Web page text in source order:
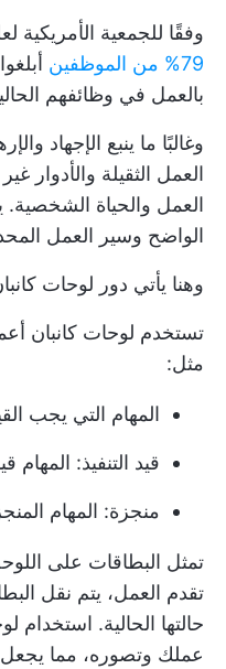
وفقًا للجمعية
79% من الموظفين
بالعمل في وظائفهم
وغالبًا ما ينبع الإجهاد
العمل الثقيلة والأدوار
العمل والحياة
الواضح وسير العمل
وهنا يأتي دور لوحات
تستخدم لوحات كانبان
مثل:
المهام التي يجب
قيد التنفيذ: المهام
منجزة: المهام
تمثل البطاقات على
تقدم العمل، يتم نقل
حالتها الحالية. استخدام
عملك وتصوره، مما يجعل